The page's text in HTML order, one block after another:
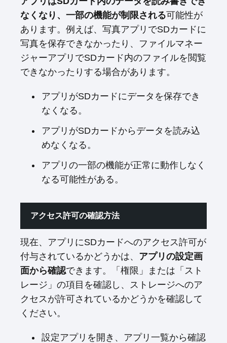
なくなり、一部の機能が制限される可能性が
あります。例えば、写真アプリでSDカードに
写真を保存できなかったり、ファイルマネー
ジャーアプリでSDカード内のファイルを閲覧
できなかったりする場合があります。
アプリがSDカードにデータを保存でき
なくなる。
アプリがSDカードからデータを読み込
めなくなる。
アプリの一部の機能が正常に動作しなく
なる可能性がある。
アクセス許可の確認方法
現在、アプリにSDカードへのアクセス許可が
付与されているかどうかは、 アプリの設定画
面から確認できます。「権限」または「スト
レージ」の項目を確認し、ストレージへのア
クセスが許可されているかどうかを確認して
ください。
設定アプリを開き、アプリ一覧から確認